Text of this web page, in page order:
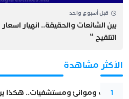
قبل أسبوع واحد
بين الشائعات والحقيقة.. انهيار
التلقيح “
الأكثر مشاهدة
1
قطارات وموانئ ومستشفيات.. هكذا يرسم قانون المالية